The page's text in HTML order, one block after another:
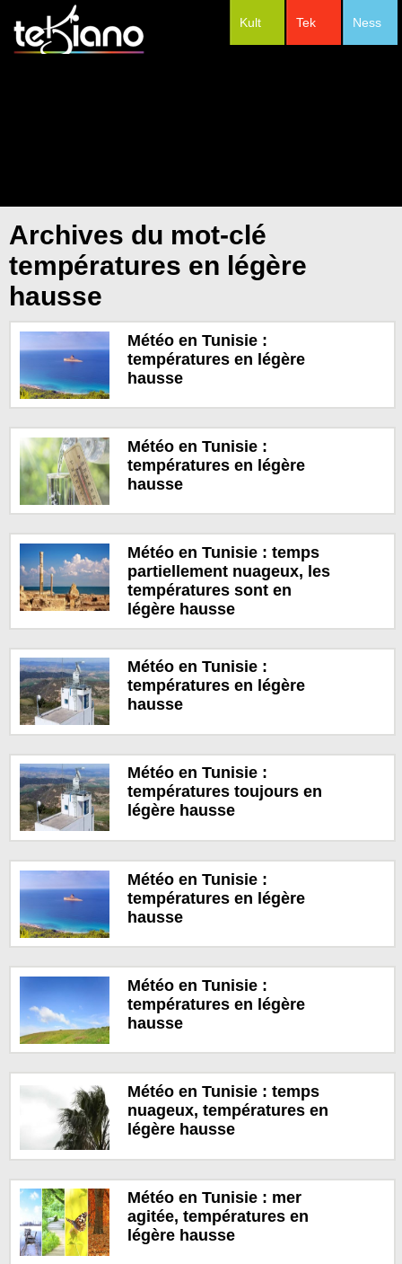
Ness
Tek
Kult
Archives du mot-clé
températures en légère
hausse
Météo en Tunisie :
températures en légère
hausse
Météo en Tunisie :
températures en légère
hausse
Météo en Tunisie : temps
partiellement nuageux, les
températures sont en
légère hausse
Météo en Tunisie :
températures en légère
hausse
Météo en Tunisie :
températures toujours en
légère hausse
Météo en Tunisie :
températures en légère
hausse
Météo en Tunisie :
températures en légère
hausse
Météo en Tunisie : temps
nuageux, températures en
légère hausse
Météo en Tunisie : mer
agitée, températures en
légère hausse